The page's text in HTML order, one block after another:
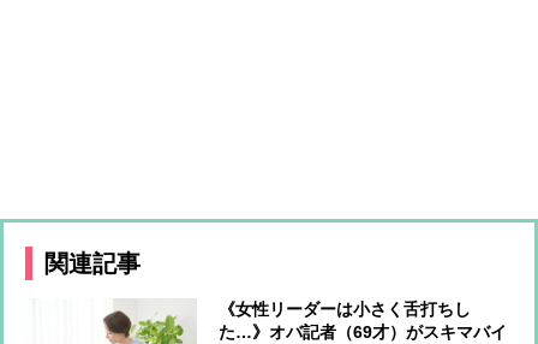
関連記事
《女性リーダーは小さく舌打ちし
た…》オバ記者（69才）がスキマバイ